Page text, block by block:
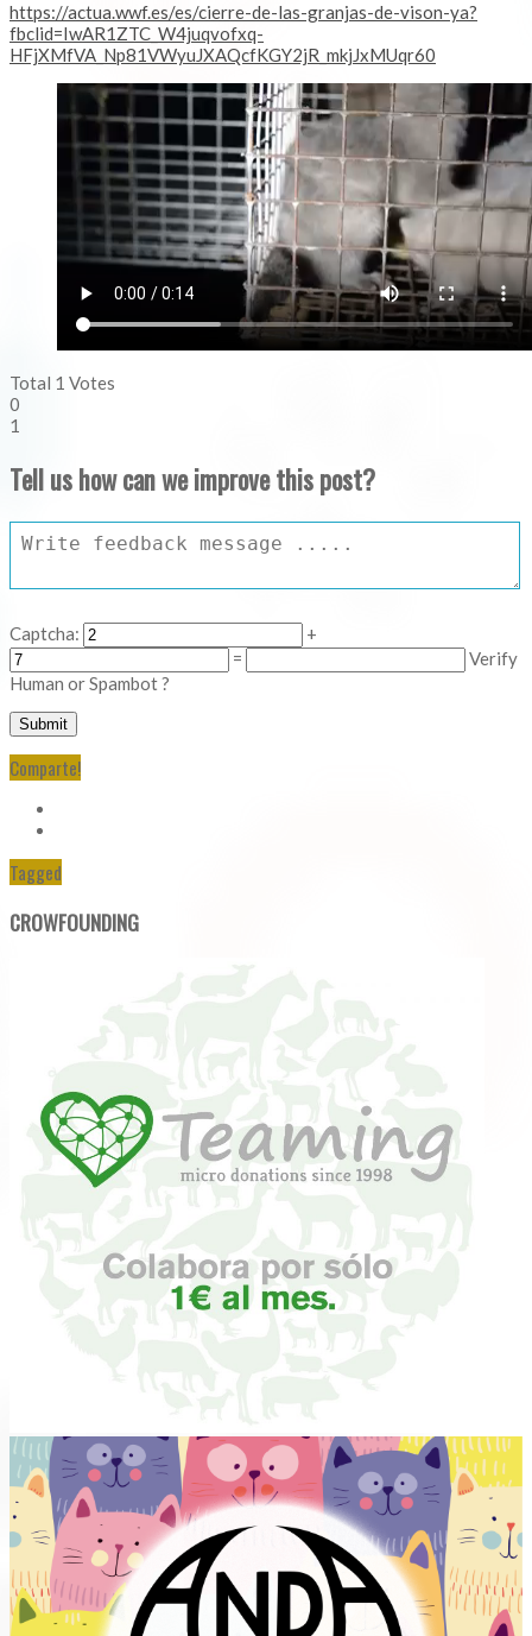
https://actua.wwf.es/es/cierre-de-las-granjas-de-vison-ya?
fbclid=IwAR1ZTC_W4juqvofxq-
HFjXMfVA_Np81VWyuJXAQcfKGY2jR_mkjJxMUqr60
Total 1 Votes
0
1
Tell us how can we improve this post?
Captcha:
+
=
Verify
Human or Spambot ?
Comparte!
Tagged
CROWFOUNDING